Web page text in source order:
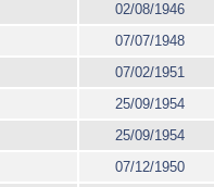
02/08/1946
07/07/1948
07/02/1951
25/09/1954
25/09/1954
07/12/1950